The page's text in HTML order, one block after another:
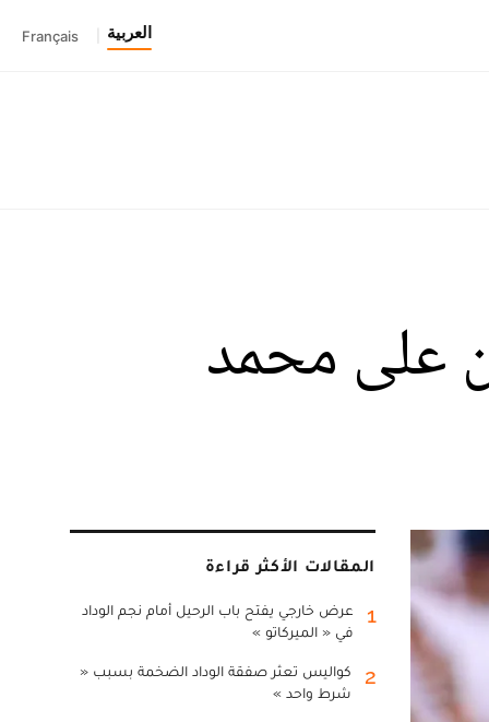
العربية Français
على محمد
المقالات الأكثر قراءة
1
عرض خارجي يفتح باب الرحيل أمام نجم الوداد
في « الميركاتو »
2
كواليس تعثر صفقة الوداد الضخمة بسبب «
شرط واحد »